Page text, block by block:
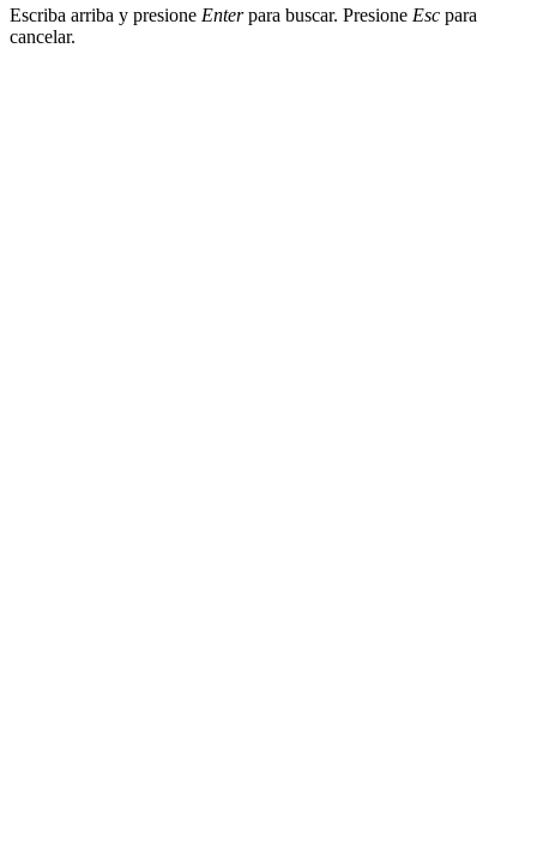
Escriba arriba y presione Enterpara buscar. Presione Esc para
cancelar.